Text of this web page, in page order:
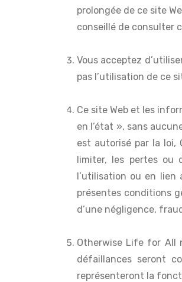
prolongée de ce site
conseillé de consulter
Vous acceptez
pas l’utilisation de ce
Ce site Web et les
en l’état », sans
est autorisé par la loi,
limiter, les pertes ou
l’utilisation ou en lien
présentes conditions
d’une négligence,
Otherwise Life for All
défaillances seront
représenteront la